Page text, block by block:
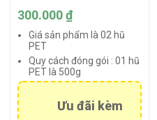
300.000₫
Giá sản phẩm là 02 hũ
PET
Quy cách đóng gói : 01 hũ
PET là 500g
Ưu đãi kèm